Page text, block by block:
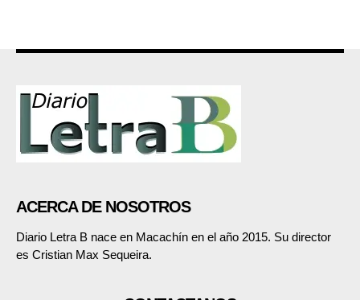
ACERCA DE NOSOTROS
Diario Letra B nace en Macachín en el año 2015. Su director
es Cristian Max Sequeira.